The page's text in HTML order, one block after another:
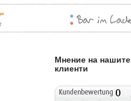
Мнение на нашите
клиенти